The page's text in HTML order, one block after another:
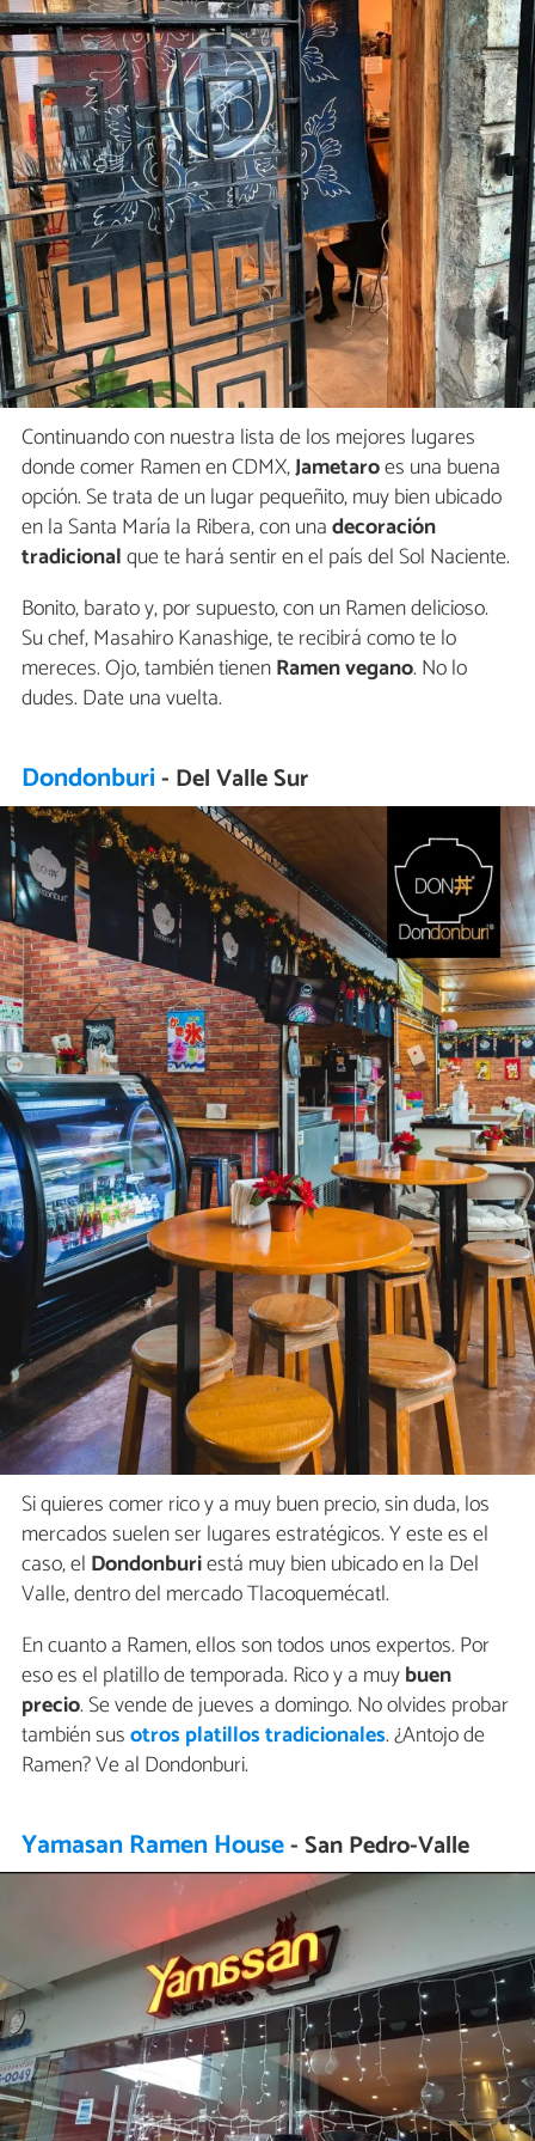
Continuando con nuestra lista de los mejores lugares
donde comer Ramen en CDMX,Jametaroes una buena
opción. Se trata de un lugar pequeñito, muy bien ubicado
en la Santa María la Ribera, con unadecoración
tradicionalque te hará sentir en el país del Sol Naciente.
Bonito, barato y, por supuesto, con un Ramen delicioso.
Su chef, Masahiro Kanashige, te recibirá como te lo
mereces. Ojo, también tienenRamen vegano. No lo
dudes. Date una vuelta.
Dondonburi- Del Valle Sur
Si quieres comer rico y a muy buen precio, sin duda, los
mercados suelen ser lugares estratégicos. Y este es el
caso, el Dondonburiestá muy bien ubicado en la Del
Valle, dentro del mercado Tlacoquemécatl.
En cuanto a Ramen, ellos son todos unos expertos. Por
eso es el platillo de temporada. Rico y a muybuen
precio. Se vende de jueves a domingo. No olvides probar
también susotros platillos tradicionales. ¿Antojo de
Ramen? Ve al Dondonburi.
Yamasan Ramen House- San Pedro-Valle